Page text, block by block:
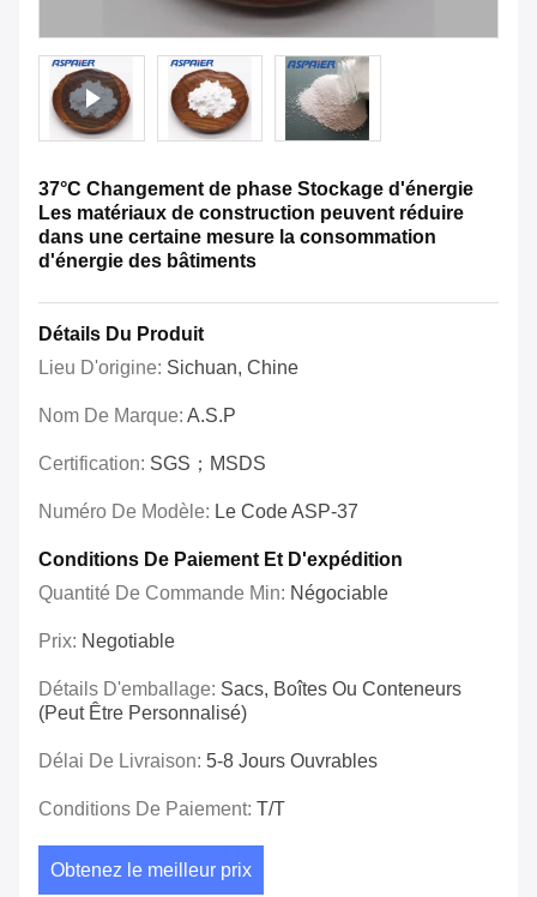
37°C Changement de phase Stockage d'énergie
Les matériaux de construction peuvent réduire
dans une certaine mesure la consommation
d'énergie des bâtiments
Détails Du Produit
Lieu D'origine: Sichuan, Chine
Nom De Marque: A.S.P
Certification: SGS；MSDS
Numéro De Modèle: Le Code ASP-37
Conditions De Paiement Et D'expédition
Quantité De Commande Min: Négociable
Prix: Negotiable
Détails D'emballage: Sacs, Boîtes Ou Conteneurs
(peut Être Personnalisé)
Délai De Livraison: 5-8 Jours Ouvrables
Conditions De Paiement: T/T
Obtenez le meilleur prix